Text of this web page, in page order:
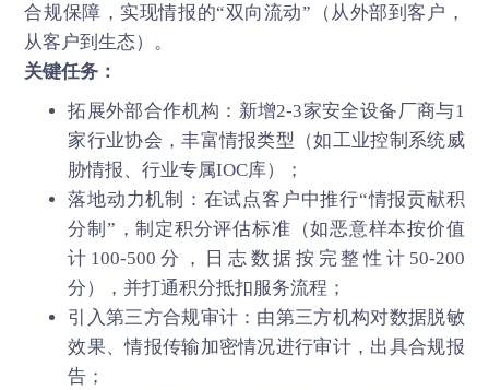
合规保障，实现情报的“双向流动”（从外部到客户，
从客户到生态）。
关键任务：
拓展外部合作机构：新增2-3家安全设备厂商与1
家行业协会，丰富情报类型（如工业控制系统威
胁情报、行业专属IOC库）；
落地动力机制：在试点客户中推行“情报贡献积
分制”，制定积分评估标准（如恶意样本按价值
计100-500分，日志数据按完整性计50-200
分），并打通积分抵扣服务流程；
引入第三方合规审计：由第三方机构对数据脱敏
效果、情报传输加密情况进行审计，出具合规报
告；